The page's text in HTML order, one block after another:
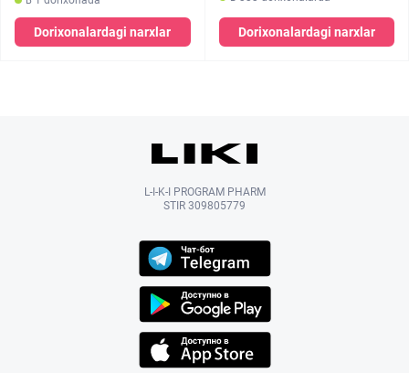
Dorixonalardagi narxlar Dorixonalardagi narxlar
L-I-K-I PROGRAM PHARM
STIR 309805779